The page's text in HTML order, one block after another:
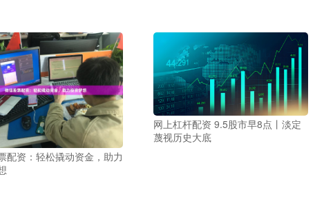
配资：轻松撬动资金，助力
网上杠杆配资 9.5股市早8点丨淡定
蔑视历史大底